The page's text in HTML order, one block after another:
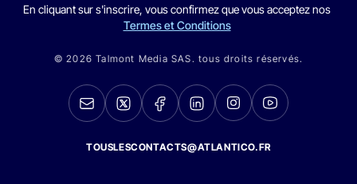
En cliquant sur s'inscrire, vous confirmez que vous acceptez nos
Termes et Conditions
© 2026 Talmont Media SAS. tous droits réservés.
TOUSLESCONTACTS@ATLANTICO.FR